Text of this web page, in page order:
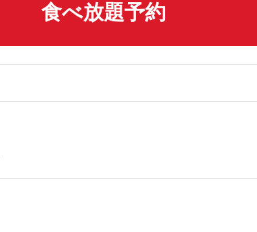
食べ放題予約